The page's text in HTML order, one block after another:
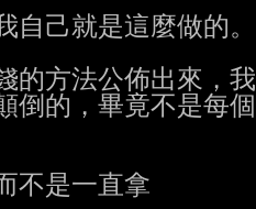
己就是這麼做的。
的方法公佈出來，我
倒的，畢竟不是每個
不是一直拿